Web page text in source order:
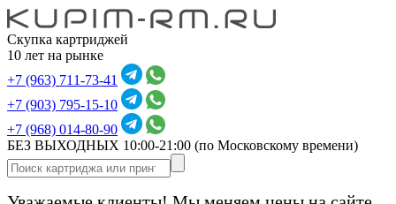
Скупка картриджей
10 лет на рынке
+7 (963) 711-73-41
+7 (903) 795-15-10
+7 (968) 014-80-90
БЕЗ ВЫХОДНЫХ 10:00-21:00 (по Московскому времени)